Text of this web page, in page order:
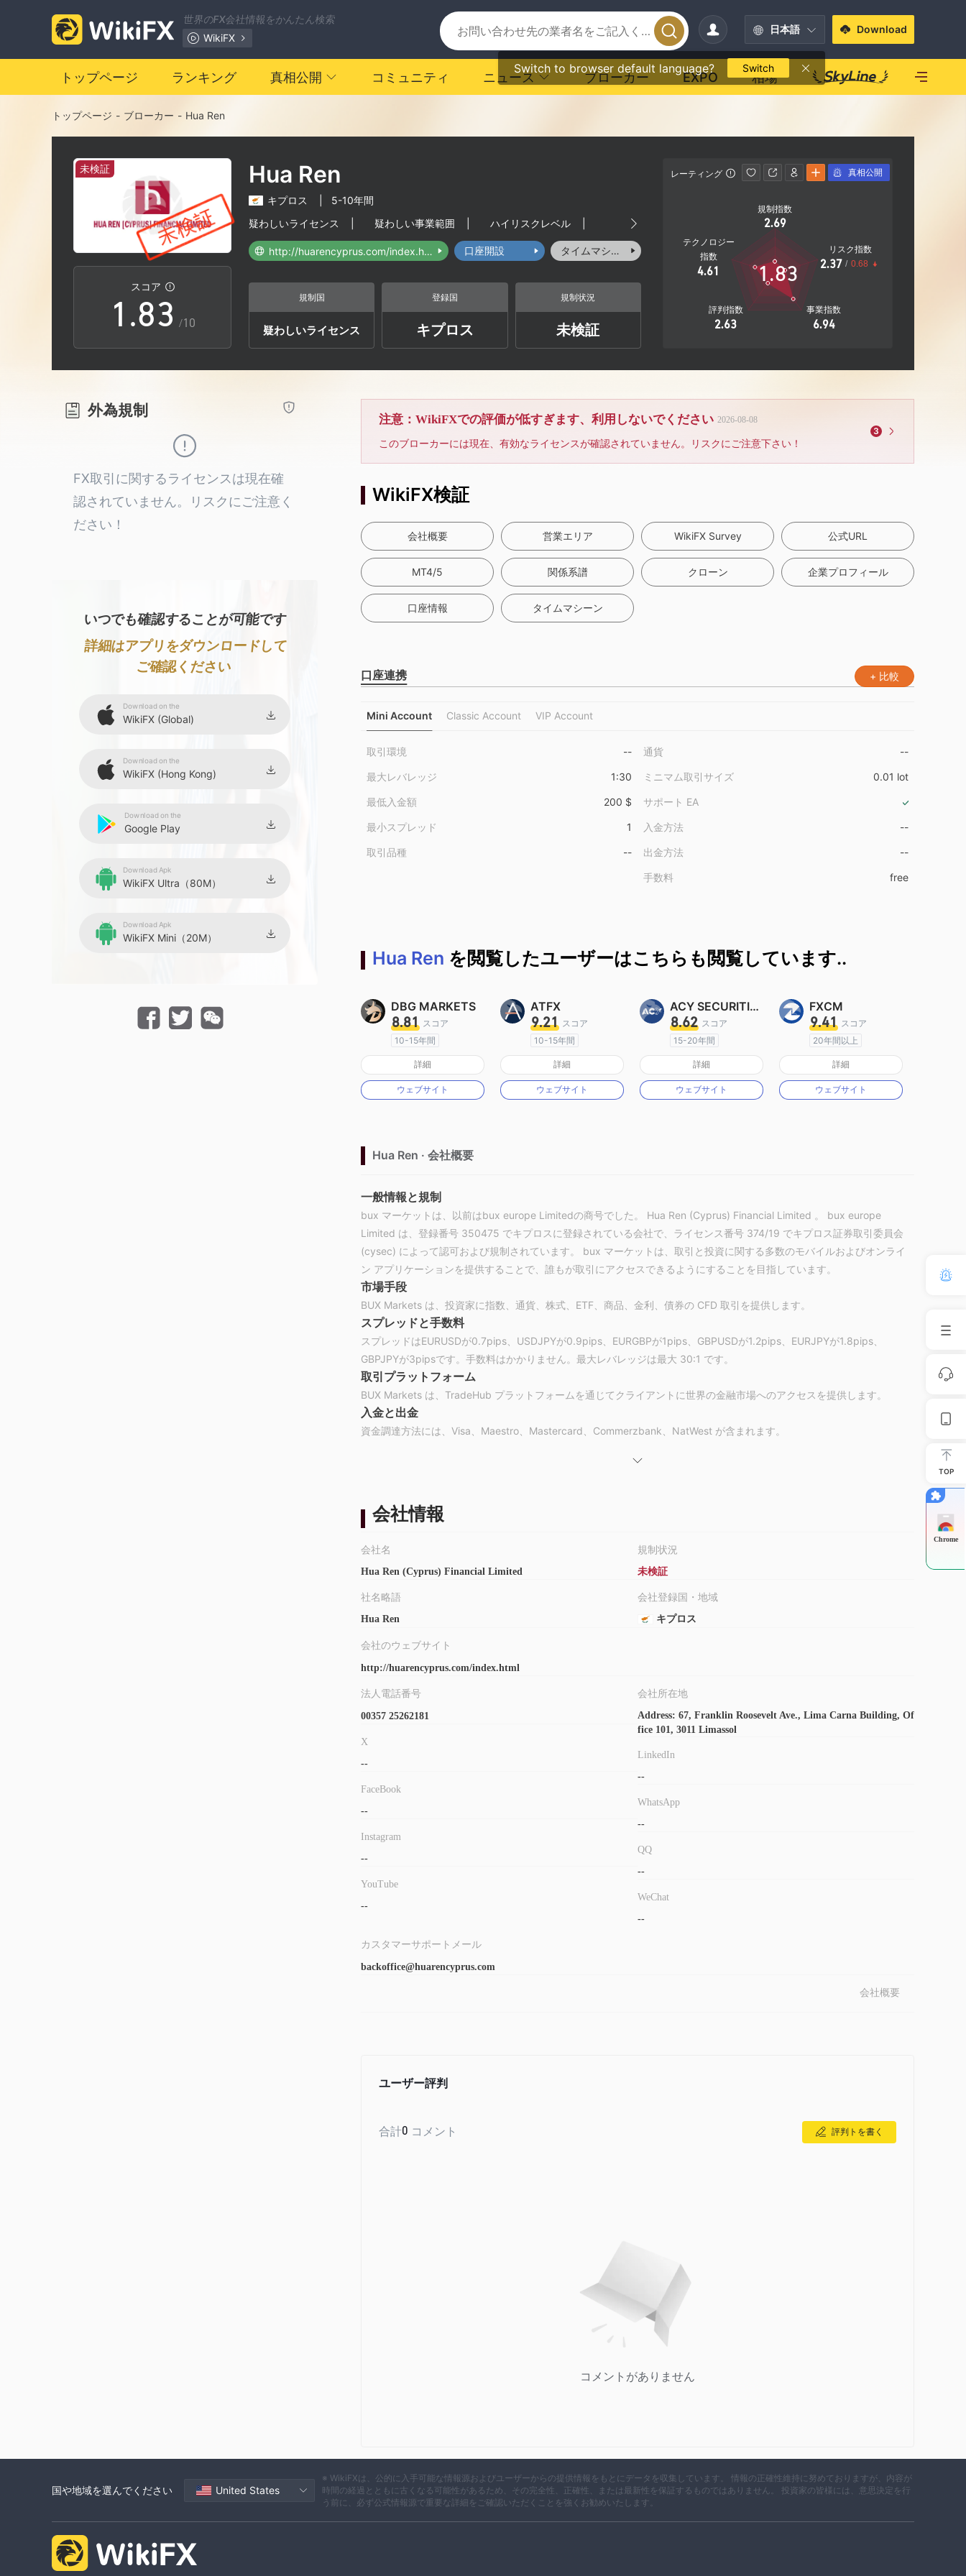
世界のFX会社情報をかんたん検索
WikiFX
日本語
Switch to browser default language? Switch
Download
トップページ ランキング 真相公開 コミュニティ ニュース ブローカー EXPO 相場
トップページ - ブローカー - Hua Ren
未検証
スコア
0
1
2
3
5
6
8
9
.
1
2
3
4
5
6
7
8
9
0
1
2
3
4
6
7
8
/10
Hua Ren
キプロス
5-10年間
疑わしいライセンス
疑わしい事業範囲 ハイリスクレベル
http://huarencyprus.com/index.html 口座開設 タイムマシーン
規制国
疑わしいライセンス
登録国
キプロス
規制状況
未検証
レーティング
規制指数
2.69
テクノロジー
指数
4.61
評判指数
2.63
事業指数
6.94
リスク指数
2.37 / 0.68
1.83
真相公開
外為規制
FX取引に関するライセンスは現在確
認されていません。リスクにご注意く
ださい！
いつでも確認することが可能です
詳細はアプリをダウンロードして
ご確認ください
Download on the
WikiFX (Global)
Download on the
WikiFX (Hong Kong)
Download on the
Google Play
Download Apk
WikiFX Ultra（80M）
Download Apk
WikiFX Mini（20M）
注意：WikiFXでの評価が低すぎます、利用しないでください 2026-08-08
このブローカーには現在、有効なライセンスが確認されていません。リスクにご注意下さい！
3
WikiFX検証
会社概要 営業エリア WikiFX Survey 公式URL
MT4/5 関係系譜 クローン 企業プロフィール
口座情報 タイムマシーン
口座連携 + 比較
Mini Account Classic Account VIP Account
取引環境 --
最大レバレッジ 1:30
最低入金額 200 $
最小スプレッド 1
取引品種 --
通貨 --
ミニマム取引サイズ 0.01 lot
サポート EA
入金方法 --
出金方法 --
手数料 free
Hua Ren を閲覧したユーザーはこちらも閲覧しています..
DBG MARKETS
8.81 スコア
10-15年間
オーストラリア規制
マーケットメイキングライセンス（MM）
詳細
ウェブサイト
ATFX
9.21 スコア
10-15年間
オーストラリア規制
マーケットメイキングライセンス（MM）
詳細
ウェブサイト
ACY SECURITIES
8.62 スコア
15-20年間
オーストラリア規制
マーケットメイキングライセンス（MM）
詳細
ウェブサイト
FXCM
9.41 スコア
20年間以上
オーストラリア規制
マーケットメイキングライセンス（MM）
詳細
ウェブサイト
Hua Ren · 会社概要
一般情報と規制
bux マーケットは、以前はbux europe Limitedの商号でした。 Hua Ren (Cyprus) Financial Limited 。 bux europe
Limited は、登録番号 350475 でキプロスに登録されている会社で、ライセンス番号 374/19 でキプロス証券取引委員会
(cysec) によって認可および規制されています。 bux マーケットは、取引と投資に関する多数のモバイルおよびオンライ
ン アプリケーションを提供することで、誰もが取引にアクセスできるようにすることを目指しています。
市場手段
BUX Markets は、投資家に指数、通貨、株式、ETF、商品、金利、債券の CFD 取引を提供します。
スプレッドと手数料
スプレッドはEURUSDが0.7pips、USDJPYが0.9pips、EURGBPが1pips、GBPUSDが1.2pips、EURJPYが1.8pips、
GBPJPYが3pipsです。手数料はかかりません。最大レバレッジは最大 30:1 です。
取引プラットフォーム
BUX Markets は、TradeHub プラットフォームを通じてクライアントに世界の金融市場へのアクセスを提供します。
入金と出金
資金調達方法には、Visa、Maestro、Mastercard、Commerzbank、NatWest が含まれます。
BUX Markets はヨーロッパ居住者のみに CFD サービスを提供します。これは、配布または使用が現地の法律または規制
住者および国には、米国が含まれますが、これに限定されません。
顧客サポート
ます。サービス チームは、月曜から金曜の 9:00 ～ 18:00 (CY 時間) まで対応します。
会社情報
会社名
Hua Ren (Cyprus) Financial Limited
社名略語
Hua Ren
規制状況
未検証
会社登録国・地域
キプロス
会社のウェブサイト
http://huarencyprus.com/index.html
法人電話番号
00357 25262181
X
--
FaceBook
--
Instagram
--
YouTube
--
会社所在地
Address: 67, Franklin Roosevelt Ave., Lima Carna Building, Of
fice 101, 3011 Limassol
LinkedIn
--
WhatsApp
--
QQ
--
WeChat
--
カスタマーサポートメール
backoffice@huarencyprus.com
会社概要
ユーザー評判
合計0 コメント 評判トを書く
コメントがありません
TOP
Chrome
国や地域を選んでください United States
※ WikiFXは、公的に入手可能な情報源およびユーザーからの提供情報をもとにデータを収集しています。 情報の正確性維持に努めておりますが、内容が
時間の経過とともに古くなる可能性があるため、その完全性、正確性、または最新性を保証するものではありません。 投資家の皆様には、意思決定を行
う前に、必ず公式情報源で重要な詳細をご確認いただくことを強くお勧めいたします。